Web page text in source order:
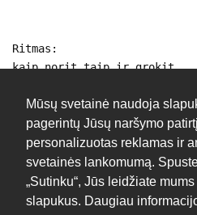
Mūsų svetainė naudoja
pagerintų Jūsų naršymo
personalizuotas reklamas ir
svetainės lankomumą.
„Sutinku“, Jūs leidžiate
slapukus. Daugiau
Ritmas:
kaip norit taip ir grokit
Rašyti atsakymą...